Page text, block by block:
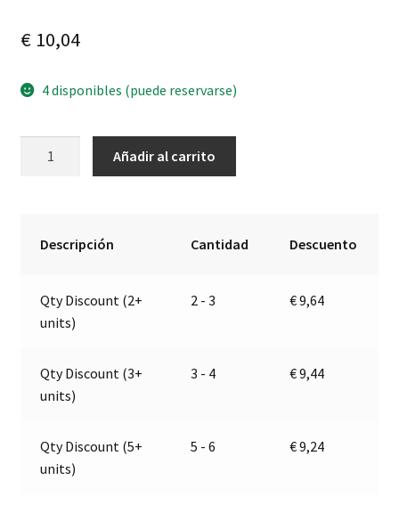
€10,04
4 disponibles (puede reservarse)
Jokon
0221339
Añadir al carrito
Descripción Cantidad Descuento
Qty Discount (2+
units)
2 - 3 €9,64
Qty Discount (3+
units)
3 - 4 €9,44
Qty Discount (5+
units)
5 - 6 €9,24